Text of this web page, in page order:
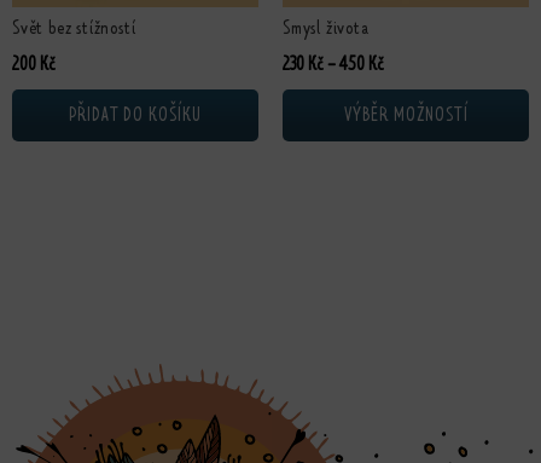
Svět bez stížností
200 Kč
PŘIDAT DO KOŠÍKU
Smysl života
230 Kč –450 KčRozpětí cen: 230 Kč až
VÝBĚR MOŽNOSTÍ